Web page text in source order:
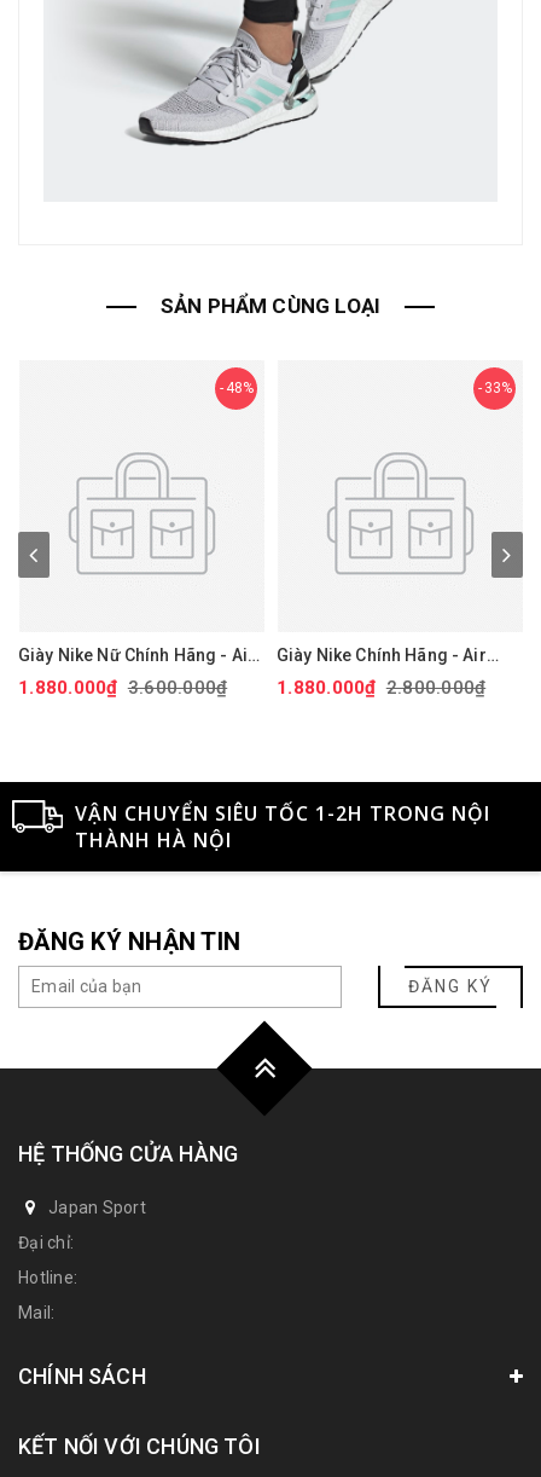
SẢN PHẨM CÙNG LOẠI
48%
Giày Nike Nữ Chính Hãng - Air
Force 1 '07 Next Nature - Màu
hồng | JapanSport DV3808-
1.880.000₫ 3.600.000₫
33%
Giày Nike Chính Hãng - Air
Force 1 GS 'White Black' -
Đen/trắng/vàng | JapanSport
1.880.000₫ 2.800.000₫
VẬN CHUYỂN SIÊU TỐC 1-2H TRONG NỘI
THÀNH HÀ NỘI
ĐĂNG KÝ NHẬN TIN
ĐĂNG KÝ
HỆ THỐNG CỬA HÀNG
Japan Sport
Đại chỉ:
Hotline:
Mail:
CHÍNH SÁCH
KẾT NỐI VỚI CHÚNG TÔI